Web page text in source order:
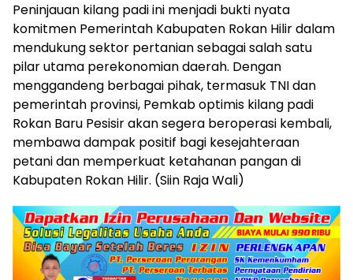
Peninjauan kilang padi ini menjadi bukti nyata
komitmen Pemerintah Kabupaten Rokan Hilir dalam
mendukung sektor pertanian sebagai salah satu
pilar utama perekonomian daerah. Dengan
menggandeng berbagai pihak, termasuk TNI dan
pemerintah provinsi, Pemkab optimis kilang padi
Rokan Baru Pesisir akan segera beroperasi kembali,
membawa dampak positif bagi kesejahteraan
petani dan memperkuat ketahanan pangan di
Kabupaten Rokan Hilir. (Siin Raja Wali)